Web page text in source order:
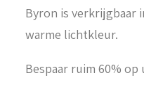
Byron is verkrijgbaar
warme lichtkleur.
Bespaar ruim 60%